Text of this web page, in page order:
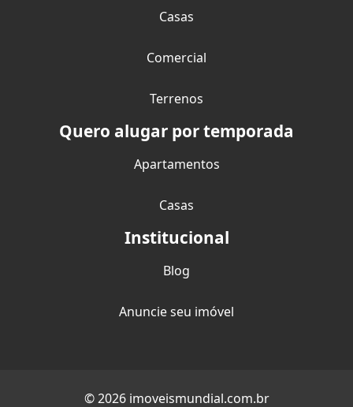
Casas
Comercial
Terrenos
Quero alugar por temporada
Apartamentos
Casas
Institucional
Blog
Anuncie seu imóvel
© 2026 imoveismundial.com.br